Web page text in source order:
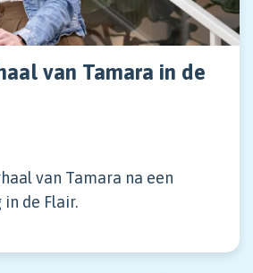
van Tamara in de
van Tamara na een
de Flair.